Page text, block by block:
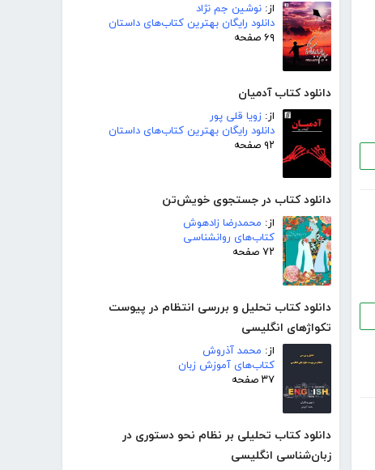
از: نوشین جم نژاد
دانلود رایگان بهترین کتاب‌های داستان
۶۹ صفحه
دانلود کتاب آدمیان
از: زویا قلی پور
دانلود رایگان بهترین کتاب‌های داستان
۹۲ صفحه
دانلود کتاب در جستجوی خویش‌تن
از: محمدرضا زادهوش
کتاب‌های روانشناسی
۷۲ صفحه
دانلود کتاب تحلیل و بررسی انتظام در پیوست
تکواژهای انگلیسی
از: محمد آذروش
کتاب‌های آموزش زبان
۳۷ صفحه
دانلود کتاب تحلیلی بر نظام نحو دستوری در
زبان‌شناسی انگلیسی